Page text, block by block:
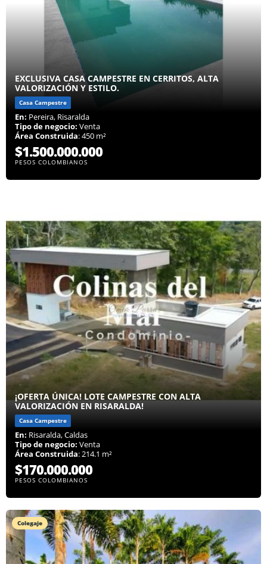
EXCLUSIVA CASA CAMPESTRE EN CERRITOS, ALTA
VALORIZACIÓN Y ESTILO.
Casa Campestre
En: Pereira, Risaralda
Tipo de negocio: Venta
Área Construida: 450 m²
$1.500.000.000
PESOS COLOMBIANOS
¡OFERTA ÚNICA! LOTE CAMPESTRE CON ALTA
VALORIZACIÓN EN RISARALDA!
Casa Campestre
En: Risaralda, Caldas
Tipo de negocio: Venta
Área Construida: 214.1 m²
$170.000.000
PESOS COLOMBIANOS
Colegaje